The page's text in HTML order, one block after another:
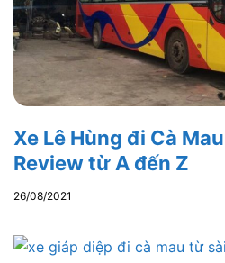
Xe Lê Hùng đi Cà
Review từ A đến Z
26/08/2021